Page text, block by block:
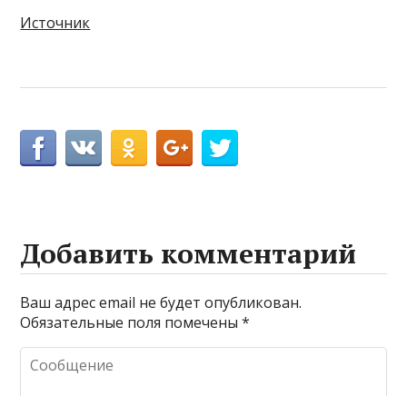
Источник
Добавить комментарий
Ваш адрес email не будет опубликован.
Обязательные поля помечены*